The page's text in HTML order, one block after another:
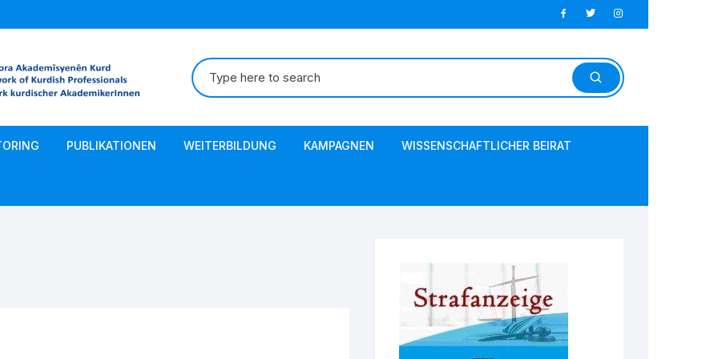
Suche
nach:
PUBLIKATIONEN WEITERBILDUNG KAMPAGNEN WISSENSCHAFTLICHER BEIRAT